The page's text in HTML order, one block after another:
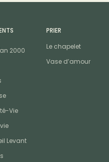
2000
Vie
Levant
PRIER
Le chapelet
Vase d’amour